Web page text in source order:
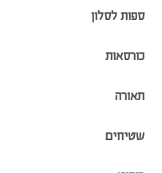
ספות לסלון
כורסאות
תאורה
שטיחים